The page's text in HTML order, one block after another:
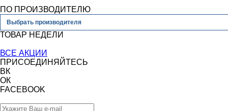
ПО ПРОИЗВОДИТЕЛЮ
Выбрать производителя
ТОВАР НЕДЕЛИ
ВСЕ АКЦИИ
ПРИСОЕДИНЯЙТЕСЬ
ВК
ОК
FACEBOOK